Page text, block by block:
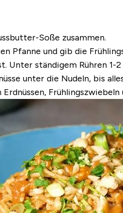
Soße zusammen.
Pfanne und gib die
Unter ständigem Rühren 1-
unter die Nudeln, bis